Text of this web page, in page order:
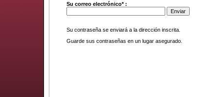
Su correo electrónico* :
Su contraseña se enviará a la dirección inscrita.
Guarde sus contraseñas en un lugar asegurado.